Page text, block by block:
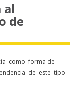
al
de
como forma de
de este tipo